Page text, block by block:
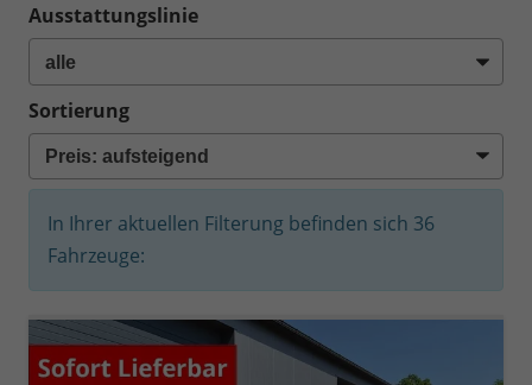
Ausstattungslinie
Sortierung
In Ihrer aktuellen Filterung befinden sich 36
Fahrzeuge: